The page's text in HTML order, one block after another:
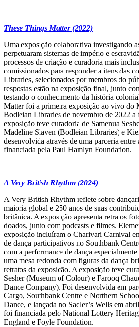
These Things Matter (2022)
Uma exposição colaborativa investigando
perpetuaram sistemas de império e
processos de criação e curadoria mais
comissionados para responder a itens das
Libraries, selecionados por membros do
respostas estão na exposição final, junto
testando o conhecimento da história
Matter foi a primeira exposição ao vivo do
Bodleian Libraries de novembro de 2022 a
exposição teve curadoria de Samenua
Madeline Slaven (Bodleian Libraries) e
desenvolvida através de uma parceria entre
financiada pela Paul Hamlyn Foundation.
A Very British Rhythm (2024)
A Very British Rhythm reflete sobre
maioria global e 250 anos de suas
britânica. A exposição apresenta retratos
doados, junto com podcasts e filmes.
exposição incluíram o Charivari Carnival
de dança participativos no Southbank
com a performance de dança
uma mesa redonda com figuras da dança
retratos da exposição. A exposição teve
Sesher (Museum of Colour) e Farooq
Dance Company). Foi desenvolvida em
Cargo, Southbank Centre e Northern
Dance, e lançada no Sadler’s Wells em
foi financiada pelo National Lottery
England e Foyle Foundation.